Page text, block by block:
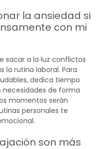
la ansiedad si
con mi
sacar a la luz conflictos
la rutina laboral. Para
dedica tiempo
de forma
momentos serán
personales te
son más